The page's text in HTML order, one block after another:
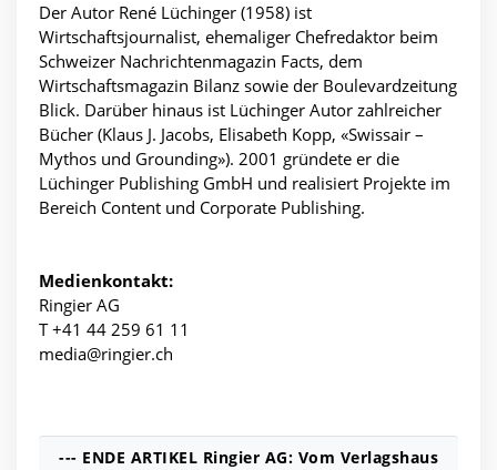
Der Autor René Lüchinger (1958) ist
Wirtschaftsjournalist, ehemaliger Chefredaktor beim
Schweizer Nachrichtenmagazin Facts, dem
Wirtschaftsmagazin Bilanz sowie der Boulevardzeitung
Blick. Darüber hinaus ist Lüchinger Autor zahlreicher
Bücher (Klaus J. Jacobs, Elisabeth Kopp, «Swissair –
Mythos und Grounding»). 2001 gründete er die
Lüchinger Publishing GmbH und realisiert Projekte im
Bereich Content und Corporate Publishing.
Medienkontakt:
Ringier AG
T +41 44 259 61 11
media@ringier.ch
--- ENDE ARTIKEL Ringier AG: Vom Verlagshaus